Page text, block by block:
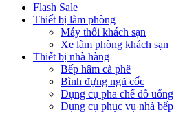
Flash Sale
Thiết bị làm phòng
Máy thổi khách sạn
Xe làm phòng khách sạn
Thiết bị nhà hàng
Bếp hâm cà phê
Bình đựng ngũ cốc
Dụng cụ pha chế đồ uống
Dụng cụ phục vụ nhà bếp